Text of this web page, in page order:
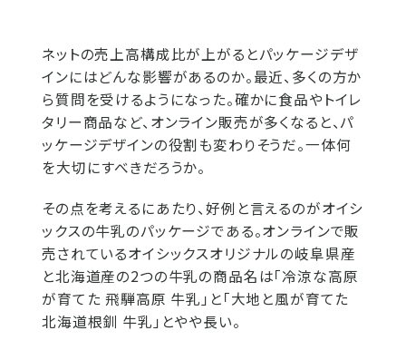
ネットの売上高構成比が上がるとパッケージデザ
インにはどんな影響があるのか。最近、多くの方か
ら質問を受けるようになった。確かに食品やトイレ
タリー商品など、オンライン販売が多くなると、パ
ッケージデザインの役割も変わりそうだ。一体何
を大切にすべきだろうか。
その点を考えるにあたり、好例と言えるのがオイシ
ックスの牛乳のパッケージである。オンラインで販
売されているオイシックスオリジナルの岐阜県産
と北海道産の2つの牛乳の商品名は「冷涼な高原
が育てた 飛騨高原 牛乳」と「大地と風が育てた
北海道根釧 牛乳」とやや長い。